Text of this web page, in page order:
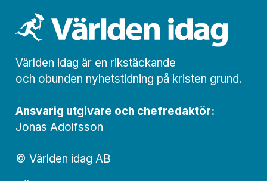
Världen idag är en rikstäckande
och obunden nyhets­­­tidning på kristen grund.
Ansvarig utgivare och chef­redaktör:
Jonas Adolfsson
© Världen idag AB